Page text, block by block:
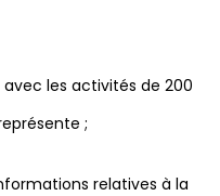
avec les activités de 200
;
relatives à la